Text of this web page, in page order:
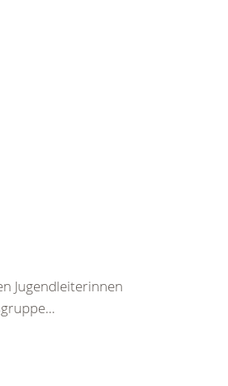
Jugendleiterinnen